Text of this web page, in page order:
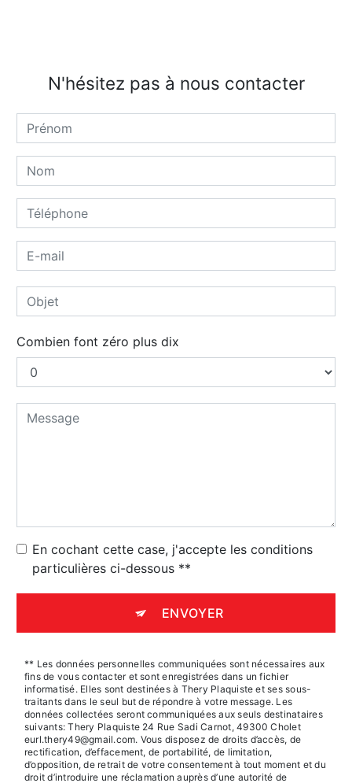
N'hésitez pas à nous contacter
Combien font zéro plus dix
En cochant cette case, j'accepte les conditions
particulières ci-dessous **
ENVOYER
** Les données personnelles communiquées sont nécessaires aux
fins de vous contacter et sont enregistrées dans un fichier
informatisé. Elles sont destinées à Thery Plaquiste et ses sous-
traitants dans le seul but de répondre à votre message. Les
données collectées seront communiquées aux seuls destinataires
suivants: Thery Plaquiste 24 Rue Sadi Carnot, 49300 Cholet
eurl.thery49@gmail.com. Vous disposez de droits d’accès, de
rectification, d’effacement, de portabilité, de limitation,
d’opposition, de retrait de votre consentement à tout moment et du
droit d’introduire une réclamation auprès d’une autorité de